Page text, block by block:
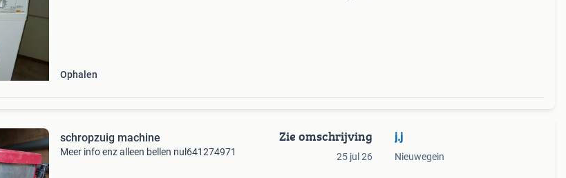
Ophalen
schropzuig machine
Meer info enz alleen bellen nul641274971
Zie omschrijving
25 jul 26
j.j
Nieuwegein